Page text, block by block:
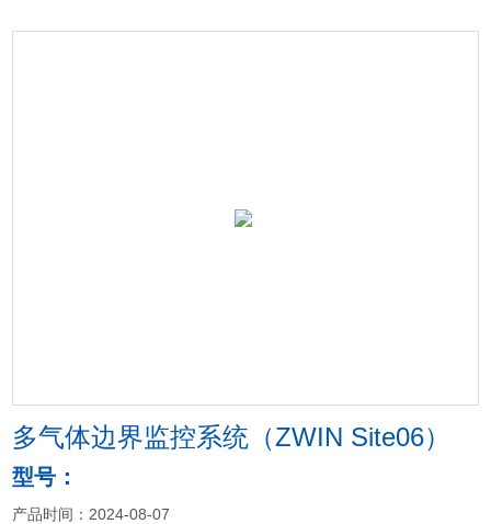
多气体边界监控系统（ZWIN Site06）
型号：
产品时间：2024-08-07